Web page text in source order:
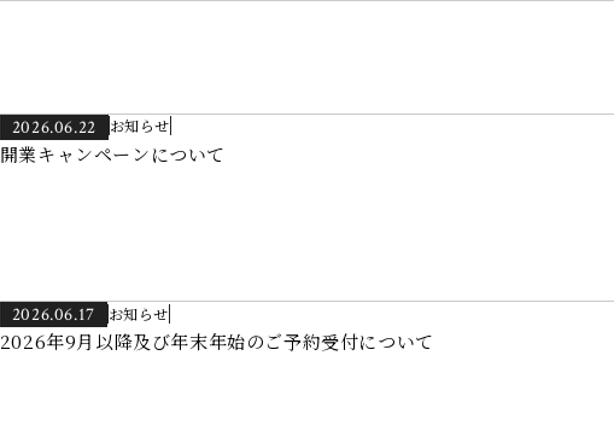
2026.06.22 お知らせ
開業キャンペーンについて
2026.06.17 お知らせ
2026年9月以降及び年末年始のご予約受付について